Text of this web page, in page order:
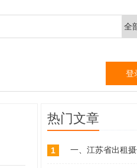
登
热门文章
1 一、江苏省出租摄像机